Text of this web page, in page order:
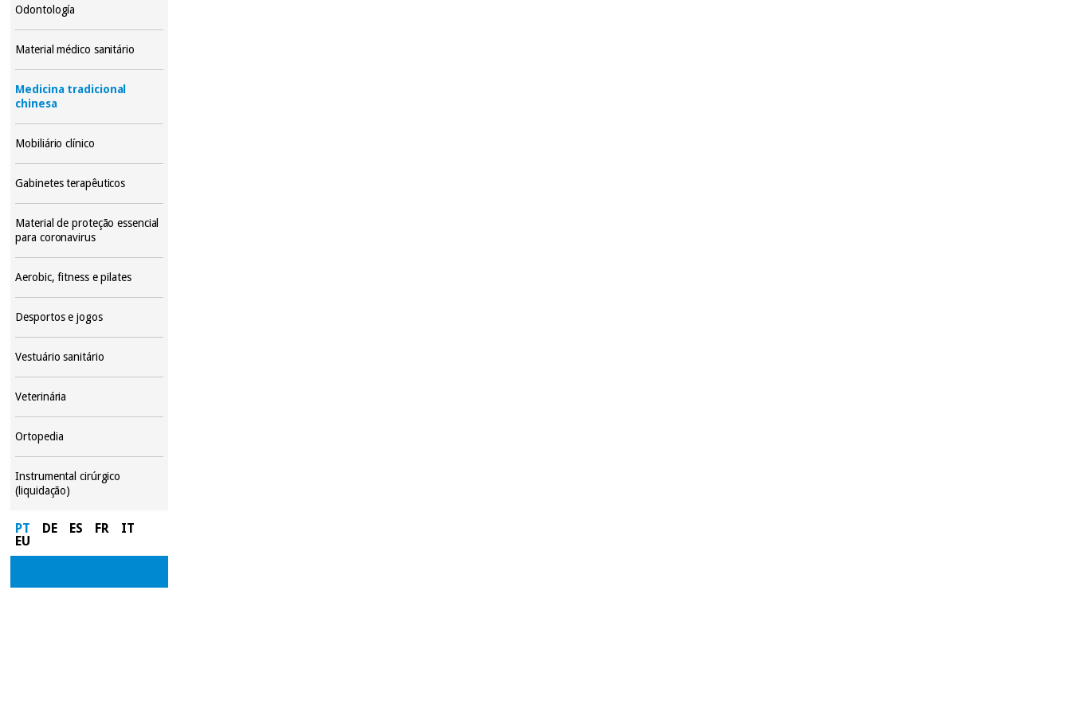
Odontología
Material médico sanitário
Medicina tradicional
chinesa
Mobiliário clínico
Gabinetes terapêuticos
Material de proteção essencial
para coronavirus
Aerobic, fitness e pilates
Desportos e jogos
Vestuário sanitário
Veterinária
Ortopedia
Instrumental cirúrgico
(liquidação)
PT DE ES FR
IT
EU